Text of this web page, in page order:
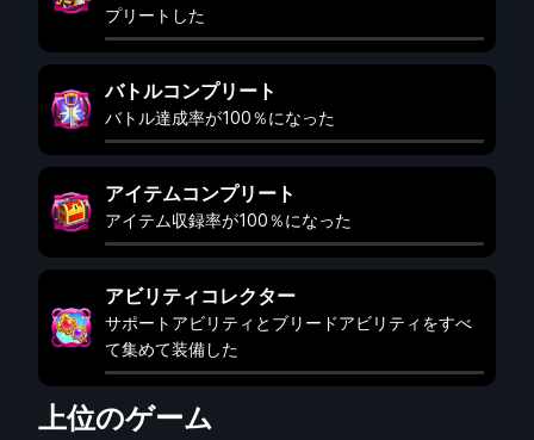
プリートした
バトルコンプリート
バトル達成率が100％になった
アイテムコンプリート
アイテム収録率が100％になった
アビリティコレクター
サポートアビリティとブリードアビリティをすべ
て集めて装備した
上位のゲーム